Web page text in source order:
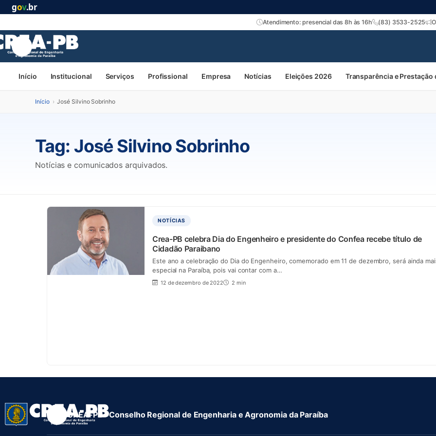
gov.br
Atendimento: presencial das 8h às 16h (83) 3533-2525
Início Institucional Serviços Profissional Empresa Notícias Eleições 2026 Transparência e Prestação
Início › José Silvino Sobrinho
Tag: José Silvino Sobrinho
Notícias e comunicados arquivados.
NOTÍCIAS
Crea-PB celebra Dia do Engenheiro e presidente do Confea recebe título de
Cidadão Paraibano
Este ano a celebração do Dia do Engenheiro, comemorado em 11 de dezembro, será ainda
especial na Paraíba, pois vai contar com a…
12 de dezembro de 2022 2 min
CREA-PB · Conselho Regional de Engenharia e Agronomia da Paraíba